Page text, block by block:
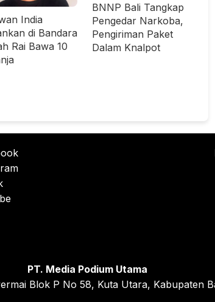
India
di Bandara
Rai Bawa 10
BNNP Bali Tangkap
Pengedar Narkoba,
Pengiriman Paket
Dalam Knalpot
PT. Media Podium Utama
Blok P No 58, Kuta Utara, Kabupaten